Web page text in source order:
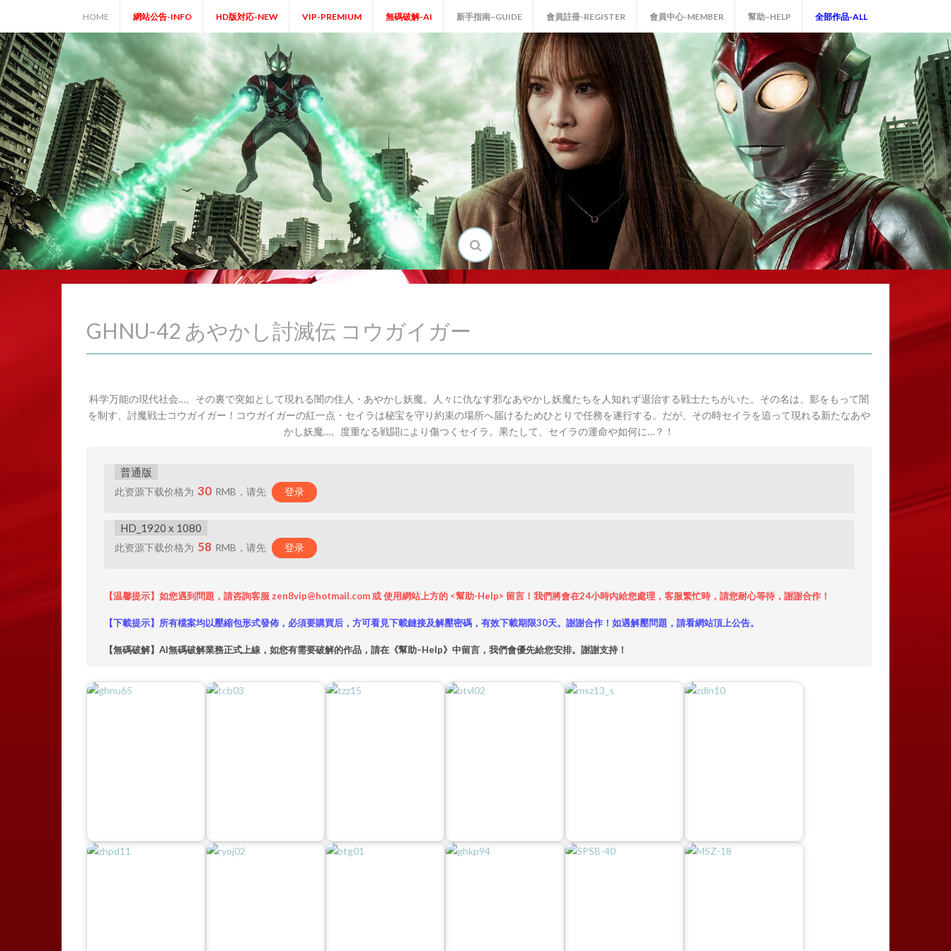
content
HOME 網站公告-INFO HD版対応-NEW VIP-PREMIUM 無碼破解-AI 新手指南–GUIDE 會員註冊-REGISTER 會員中心-MEMBER 幫助–HELP 全部作品-ALL
GHNU-42 あやかし討滅伝 コウガイガー
科学万能の現代社会…。その裏で突如として現れる闇の住人・あやかし妖魔。人々に仇なす邪なあやかし妖魔たちを人知れず退治する戦士たちがいた。その名は、影をもって闇
を制す、討魔戦士コウガイガー！コウガイガーの紅一点・セイラは秘宝を守り約束の場所へ届けるためひとりで任務を遂行する。だが、その時セイラを追って現れる新たなあや
かし妖魔…。度重なる戦闘により傷つくセイラ。果たして、セイラの運命や如何に…？！
普通版
此资源下载价格为 30 RMB，请先 登录
HD_1920 x 1080
此资源下载价格为 58 RMB，请先 登录
【温馨提示】如您遇到問題，請咨詢客服 zen8vip@hotmail.com 或 使用網站上方的 <幫助-Help> 留言！我們將會在24小時內給您處理，客服繁忙時，請您耐心等待，謝謝合作！
【下載提示】所有檔案均以壓縮包形式發佈，必須要購買后，方可看見下載鏈接及解壓密碼，有效下載期限30天。謝謝合作！如遇解壓問題，請看網站頂上公告。
【無碼破解】AI無碼破解業務正式上線，如您有需要破解的作品，請在《幫助–Help》中留言，我們會優先給您安排。謝謝支持！